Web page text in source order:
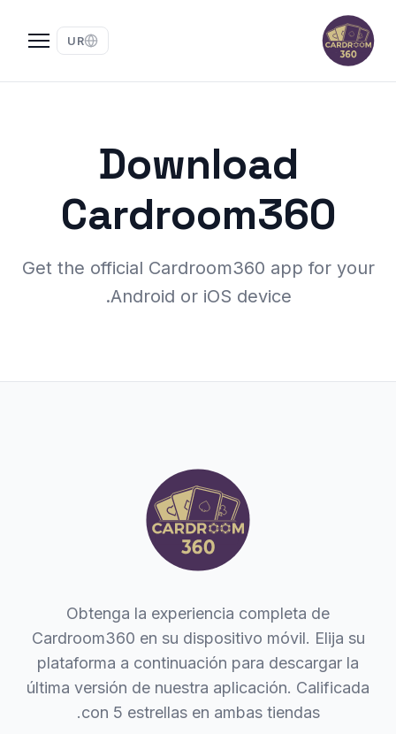
UR
Download
Cardroom360
Get the official Cardroom360 app for your
Android or iOS device.
Obtenga la experiencia completa de
Cardroom360 en su dispositivo móvil. Elija su
plataforma a continuación para descargar la
última versión de nuestra aplicación. Calificada
con 5 estrellas en ambas tiendas.